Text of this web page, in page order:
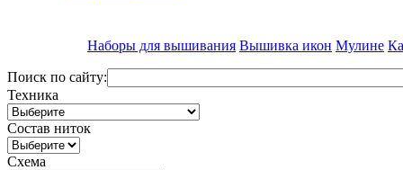
Наборы для вышивания Вышивка икон Мулине
Поиск по сайту:
Техника
Состав ниток
Схема